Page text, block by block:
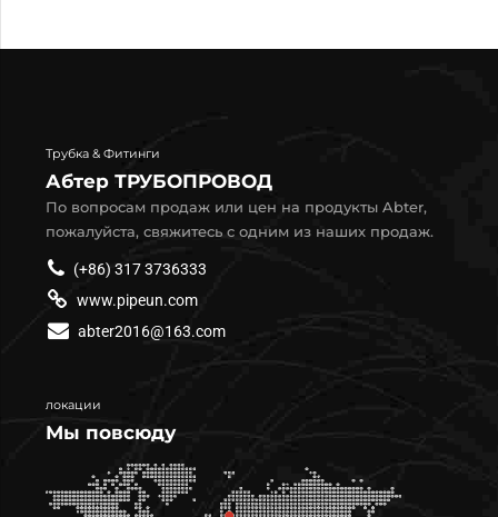
Трубка & Фитинги
Абтер ТРУБОПРОВОД
По вопросам продаж или цен на продукты Abter,
пожалуйста, свяжитесь с одним из наших продаж.
(+86) 317 3736333
www.pipeun.com
abter2016@163.com
локации
Мы повсюду